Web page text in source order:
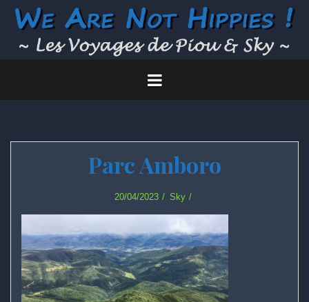
Skip
Parc Amboro
20/04/2023 Sky